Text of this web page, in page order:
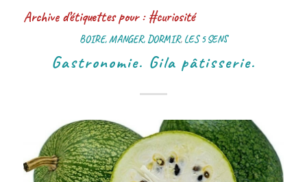
Archive d’étiquettes pour :#curiosité
BOIRE, MANGER, DORMIR, LES 5 SENS
Gastronomie. Gila pâtisserie.